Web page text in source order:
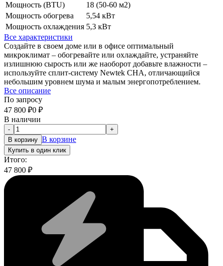
Мощность (BTU)
18 (50-60 м2)
Мощность обогрева
5,54 кВт
Мощность охлаждения 5,3 кВт
Все характеристики
Создайте в своем доме или в офисе оптимальный
микроклимат – обогревайте или охлаждайте, устраняйте
излишнюю сырость или же наоборот добавьте влажности –
используйте сплит-систему Newtek CHA, отличающийся
небольшим уровнем шума и малым энергопотреблением.
Все описание
По запросу
47 800 ₽0 ₽
В наличии
-
+
В корзину В корзине
Купить в один клик
Итого:
47 800 ₽